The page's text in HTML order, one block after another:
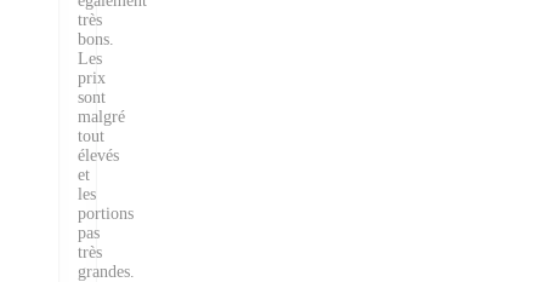
très
bons.
Les
prix
sont
malgré
tout
élevés
et
les
portions
pas
très
grandes.